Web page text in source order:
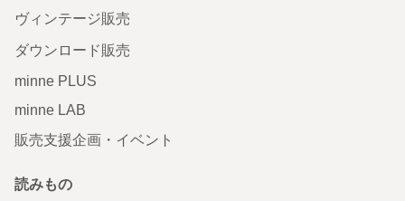
ヴィンテージ販売
ダウンロード販売
minne PLUS
minne LAB
販売支援企画・イベント
読みもの